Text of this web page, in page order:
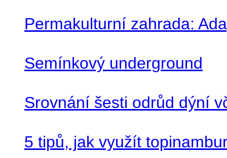
Permakulturní zahrada:
Semínkový underground
Srovnání šesti odrůd dýní
5 tipů, jak využít